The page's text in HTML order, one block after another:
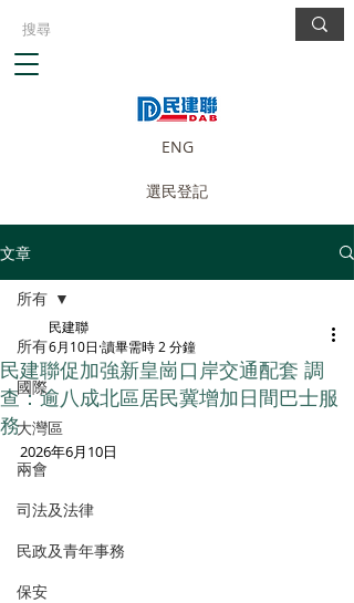
ENG
選民登記
文章
所有
國際
大灣區
兩會
司法及法律
民政及青年事務
保安
所有
民建聯促加強新皇崗口岸交通配套 調
查：逾八成北區居民冀增加日間巴士服
務
民建聯
6月10日 讀畢需時 2 分鐘
2026年6月10日